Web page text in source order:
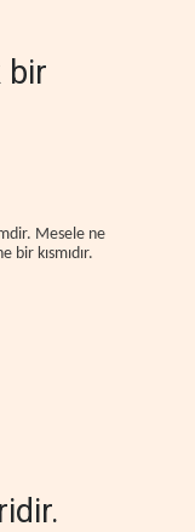
bir
Mesele ne
bir kısmıdır.